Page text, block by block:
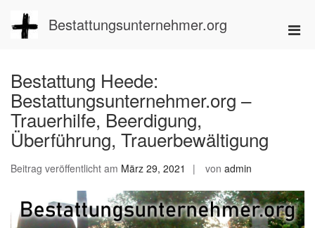
Inhalt
springen
Bestattungsunternehmer.org
Bestattung Heede:
Bestattungsunternehmer.org –
Trauerhilfe, Beerdigung,
Überführung, Trauerbewältigung
Beitrag veröffentlicht am März 29, 2021 von admin